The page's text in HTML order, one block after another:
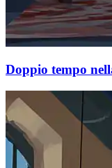
Doppio tempo